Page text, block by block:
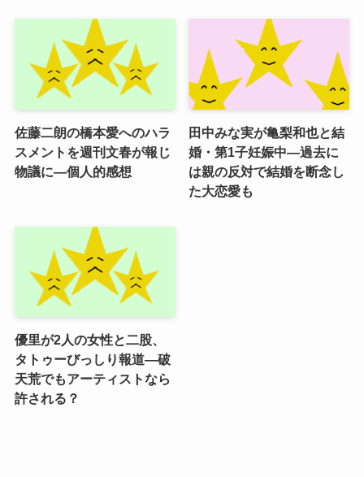
佐藤二朗の橋本愛へのハラ
スメントを週刊文春が報じ
物議に―個人的感想
田中みな実が亀梨和也と結
婚・第1子妊娠中―過去に
は親の反対で結婚を断念し
た大恋愛も
優里が2人の女性と二股、
タトゥーびっしり報道―破
天荒でもアーティストなら
許される？